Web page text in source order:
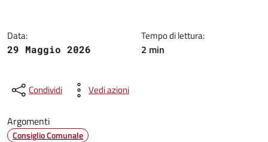
Data:
29 Maggio 2026
Tempo di lettura:
2 min
Condividi Vedi azioni
Argomenti
Consiglio Comunale